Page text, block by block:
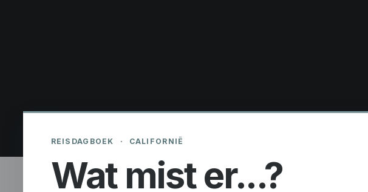
Wat mist er...?
REISDAGBOEK · CALIFORNIË